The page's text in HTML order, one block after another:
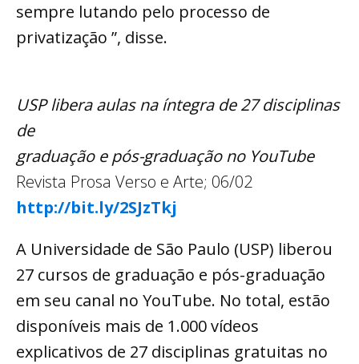
sempre lutando pelo processo de
privatização ”, disse.
USP libera aulas na íntegra de 27 disciplinas
de
graduação e pós-graduação no YouTube
Revista Prosa Verso e Arte; 06/02
http://bit.ly/2SJzTkj
A Universidade de São Paulo (USP) liberou
27 cursos de graduação e pós-graduação
em seu canal no YouTube. No total, estão
disponíveis mais de 1.000 vídeos
explicativos de 27 disciplinas gratuitas no